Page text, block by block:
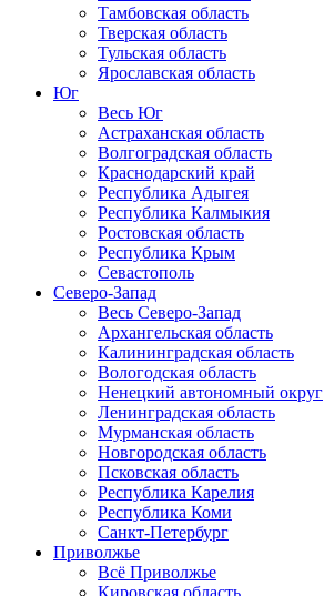
Тамбовская область
Тверская область
Тульская область
Ярославская область
Юг
Весь Юг
Астраханская область
Волгоградская область
Краснодарский край
Республика Адыгея
Республика Калмыкия
Ростовская область
Республика Крым
Севастополь
Северо-Запад
Весь Северо-Запад
Архангельская область
Калининградская область
Вологодская область
Ненецкий автономный округ
Ленинградская область
Мурманская область
Новгородская область
Псковская область
Республика Карелия
Республика Коми
Санкт-Петербург
Приволжье
Всё Приволжье
Кировская область